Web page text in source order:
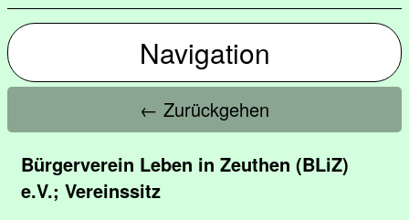
Navigation
← Zurückgehen
Bürgerverein Leben in Zeuthen (BLiZ)
e.V.; Vereinssitz